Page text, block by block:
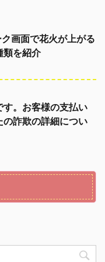
画面で花火が上がる
類を紹介
す。お客様の支払い
詐欺の詳細につい